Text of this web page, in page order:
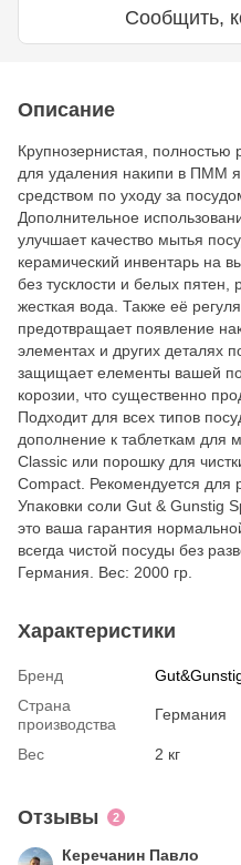
Сообщить,
Описание
Крупнозернистая, полностью
для удаления накипи в ПММ
средством по уходу за
Дополнительное
улучшает качество мытья
керамический инвентарь на
без тусклости и белых пятен,
жесткая вода. Также её
предотвращает появление
элементах и других деталях
защищает елементы вашей
корозии, что существенно
Подходит для всех типов
дополнение к таблеткам для
Classic или порошку для
Сompact. Рекомендуется для
Упаковки соли Gut & Gunstig
это ваша гарантия
всегда чистой посуды без
Германия. Вес: 2000 гр.
Характеристики
Бренд
Страна
производства
Германия
Вес 2 кг
Отзывы 2
Керечанин Павло